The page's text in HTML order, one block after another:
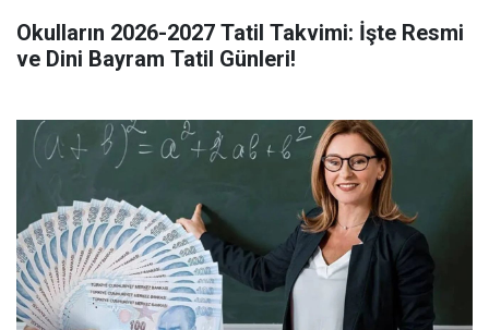
Okulların 2026-2027 Tatil Takvimi: İşte Resmi
ve Dini Bayram Tatil Günleri!